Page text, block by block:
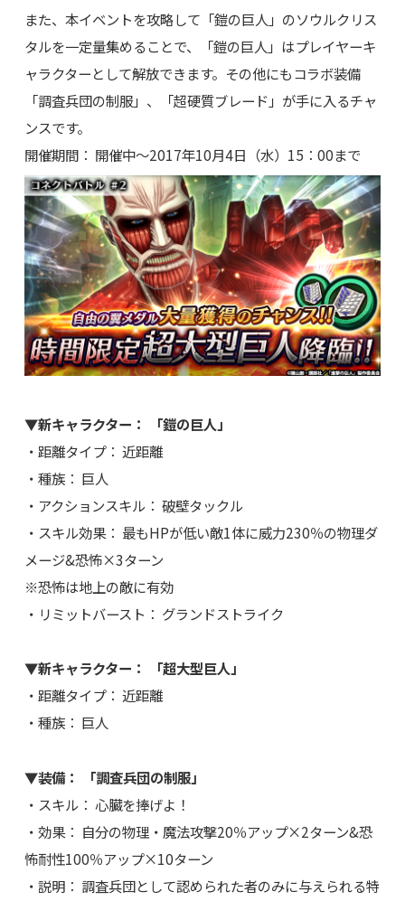
また、本イベントを攻略して「鎧の巨人」のソウルクリス
タルを一定量集めることで、「鎧の巨人」はプレイヤーキ
ャラクターとして解放できます。その他にもコラボ装備
「調査兵団の制服」、「超硬質ブレード」が手に入るチャ
ンスです。
開催期間： 開催中～2017年10月4日（水）15：00まで
▼新キャラクター： 「鎧の巨人」
・距離タイプ： 近距離
・種族： 巨人
・アクションスキル： 破壁タックル
・スキル効果： 最もHPが低い敵1体に威力230％の物理ダ
メージ&恐怖×3ターン
※恐怖は地上の敵に有効
・リミットバースト： グランドストライク
▼新キャラクター： 「超大型巨人」
・距離タイプ： 近距離
・種族： 巨人
▼装備： 「調査兵団の制服」
・スキル： 心臓を捧げよ！
・効果： 自分の物理・魔法攻撃20％アップ×2ターン&恐
怖耐性100％アップ×10ターン
・説明： 調査兵団として認められた者のみに与えられる特